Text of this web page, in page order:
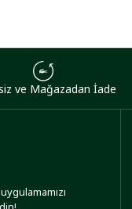
ve Mağazadan İade